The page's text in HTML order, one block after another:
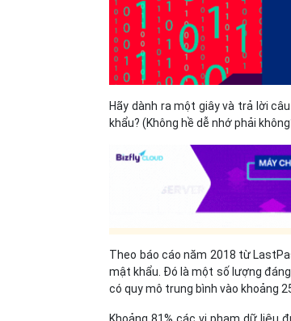
Hãy dành ra một giây và trả lời
khẩu? (Không hề dễ nhớ phải
Theo báo cáo năm 2018 từ
mật khẩu. Đó là một số lượng
có quy mô trung bình vào khoảng